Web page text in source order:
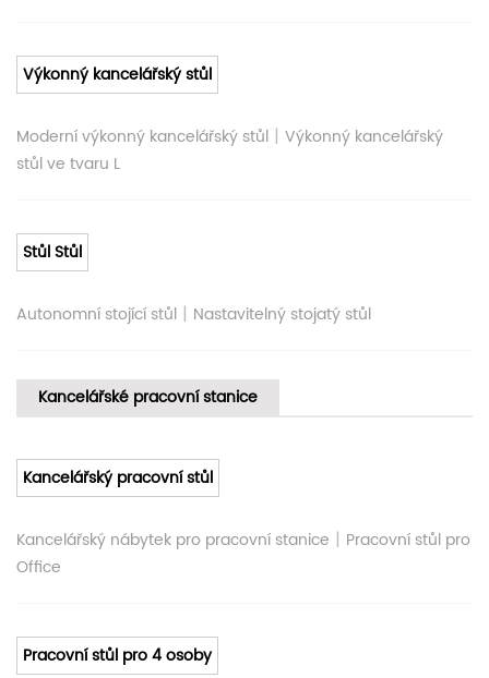
Výkonný kancelářský stůl
Moderní výkonný kancelářský stůl | Výkonný kancelářský
stůl ve tvaru L
Stůl Stůl
Autonomní stojící stůl | Nastavitelný stojatý stůl
Kancelářské pracovní stanice
Kancelářský pracovní stůl
Kancelářský nábytek pro pracovní stanice | Pracovní stůl pro
Office
Pracovní stůl pro 4 osoby